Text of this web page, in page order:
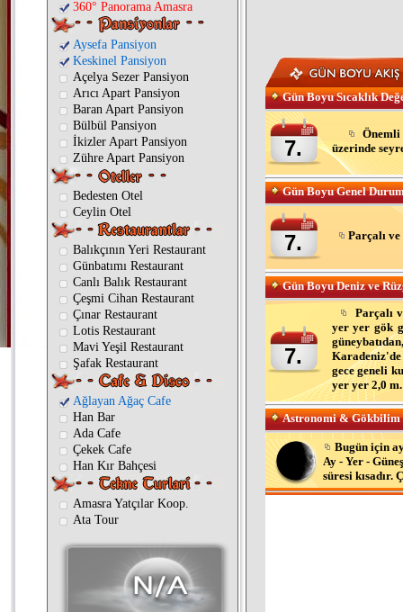
360° Panorama Amasra
Aysefa Pansiyon
Keskinel Pansiyon
Açelya Sezer Pansiyon
Arıcı Apart Pansiyon
Baran Apart Pansiyon
Bülbül Pansiyon
İkizler Apart Pansiyon
Zühre Apart Pansiyon
Bedesten Otel
Ceylin Otel
Balıkçının Yeri Restaurant
Günbatımı Restaurant
Canlı Balık Restaurant
Çeşmi Cihan Restaurant
Çınar Restaurant
Lotis Restaurant
Mavi Yeşil Restaurant
Şafak Restaurant
Ağlayan Ağaç Cafe
Han Bar
Ada Cafe
Çekek Cafe
Han Kır Bahçesi
Amasra Yatçılar Koop.
Ata Tour
Gün Boyu Sıcaklık
7.
üzerinde
Gün Boyu Genel
7. Parçalı
Gün Boyu Deniz ve
7.
Parçalı
yer yer gök
Karadeniz'de
gece geneli
yer yer 2,0
Astronomi &
Bugün için
Ay - Yer -
süresi kısadır.